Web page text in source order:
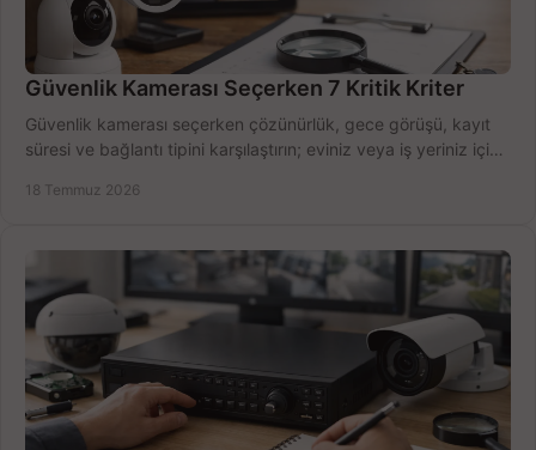
Güvenlik Kamerası Seçerken 7 Kritik Kriter
Güvenlik kamerası seçerken çözünürlük, gece görüşü, kayıt
süresi ve bağlantı tipini karşılaştırın; eviniz veya iş yeriniz için
18 Temmuz 2026